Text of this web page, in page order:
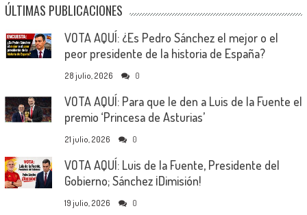
ÚLTIMAS PUBLICACIONES
VOTA AQUÍ: ¿Es Pedro Sánchez el mejor o el
peor presidente de la historia de España?
28 julio, 2026 0
VOTA AQUÍ: Para que le den a Luis de la Fuente el
premio ‘Princesa de Asturias’
21 julio, 2026 0
VOTA AQUÍ: Luis de la Fuente, Presidente del
Gobierno; Sánchez ¡Dimisión!
19 julio, 2026 0